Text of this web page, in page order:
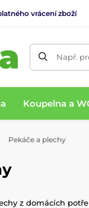
vrácení zboží
Např.
Koupelna a
Pekáče a plechy
z domácích